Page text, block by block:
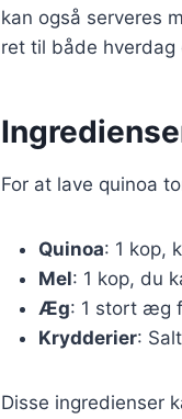
kan også serveres
ret til både hverdag
For at lave quinoa
Quinoa: 1 kop,
Mel: 1 kop, du
Æg: 1 stort æg
Krydderier:
Disse ingredienser